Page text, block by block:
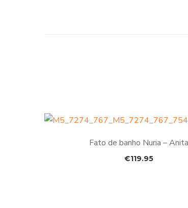
Fato de banho Nuria – Anita
€119.95